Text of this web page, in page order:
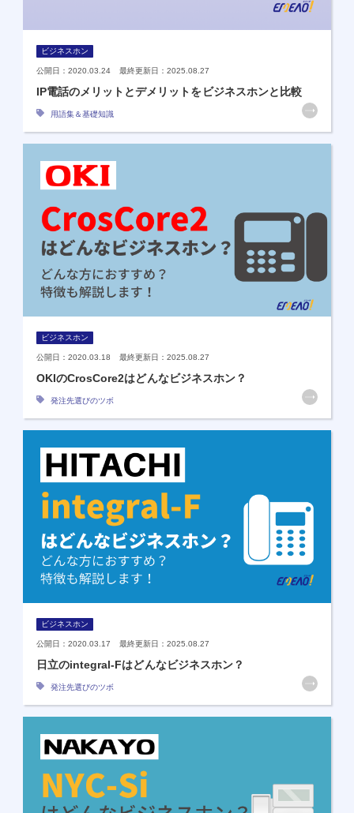
ビジネスホン
公開日：2020.03.24 最終更新日：2025.08.27
IP電話のメリットとデメリットをビジネスホンと比較
用語集＆基礎知識
ビジネスホン
公開日：2020.03.18 最終更新日：2025.08.27
OKIのCrosCore2はどんなビジネスホン？
発注先選びのツボ
ビジネスホン
公開日：2020.03.17 最終更新日：2025.08.27
日立のintegral-Fはどんなビジネスホン？
発注先選びのツボ